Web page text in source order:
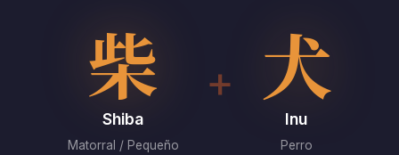
柴
Shiba
Matorral / Pequeño
+ 犬
Inu
Perro